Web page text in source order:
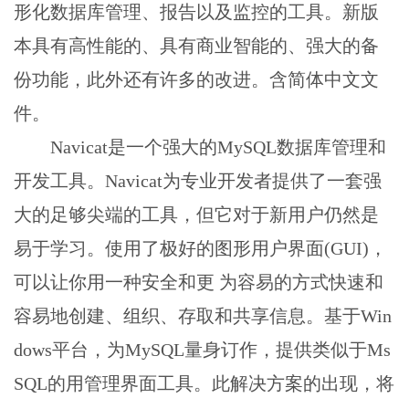
形化数据库管理、报告以及监控的工具。新版
本具有高性能的、具有商业智能的、强大的备
份功能，此外还有许多的改进。含简体中文文
件。
Navicat是一个强大的MySQL数据库管理和
开发工具。Navicat为专业开发者提供了一套强
大的足够尖端的工具，但它对于新用户仍然是
易于学习。使用了极好的图形用户界面(GUI)，
可以让你用一种安全和更 为容易的方式快速和
容易地创建、组织、存取和共享信息。基于Win
dows平台，为MySQL量身订作，提供类似于Ms
SQL的用管理界面工具。此解决方案的出现，将